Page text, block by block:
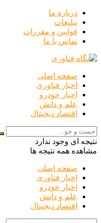
درباره ما
تبلیغات
قوانین و مقررات
تماس با ما
صفحه اصلی
اخبار فناوری
اخبار خودرو
علم و دانش
اقتصاد دیجیتال
نتیجه ای وجود ندارد
مشاهده همه نتیجه ها
صفحه اصلی
اخبار فناوری
اخبار خودرو
علم و دانش
اقتصاد دیجیتال